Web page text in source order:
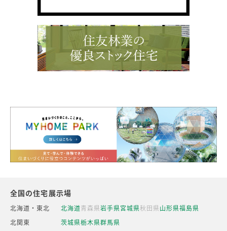
全国の住宅展示場
北海道・東北 北海道青森県岩手県宮城県秋田県山形県福島県
北関東
茨城県栃木県群馬県